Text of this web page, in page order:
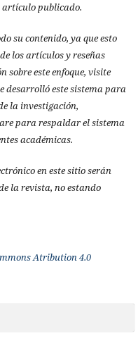
artículo publicado.
su contenido, ya que esto
los artículos y reseñas
sobre este enfoque, visite
desarrolló este sistema para
la investigación,
para respaldar el sistema
académicas.
en este sitio serán
la revista, no estando
Atribution 4.0